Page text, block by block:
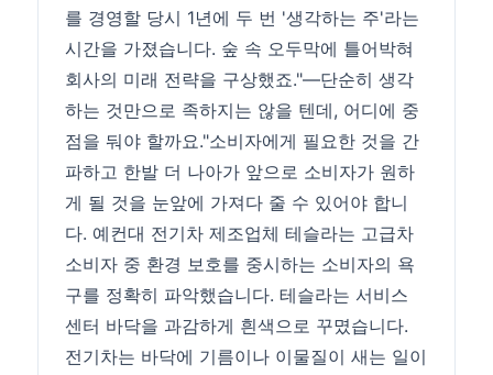
를 경영할 당시 1년에 두 번 '생각하는 주'라는
시간을 가졌습니다. 숲 속 오두막에 틀어박혀
회사의 미래 전략을 구상했죠."―단순히 생각
하는 것만으로 족하지는 않을 텐데, 어디에 중
점을 둬야 할까요."소비자에게 필요한 것을 간
파하고 한발 더 나아가 앞으로 소비자가 원하
게 될 것을 눈앞에 가져다 줄 수 있어야 합니
다. 예컨대 전기차 제조업체 테슬라는 고급차
소비자 중 환경 보호를 중시하는 소비자의 욕
구를 정확히 파악했습니다. 테슬라는 서비스
센터 바닥을 과감하게 흰색으로 꾸몄습니다.
전기차는 바닥에 기름이나 이물질이 새는 일이